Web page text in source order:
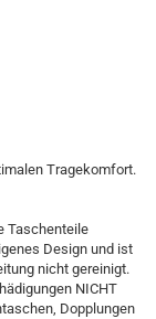
Tragekomfort.
Taschenteile
Design und ist
nicht gereinigt.
NICHT
Dopplungen